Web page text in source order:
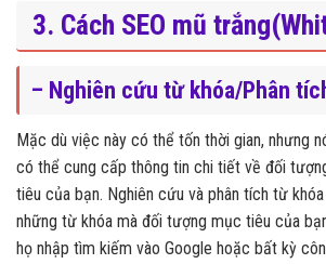
3. Cách SEO mũ
– Nghiên cứu từ khóa/Phân
Mặc dù việc này có thể tốn thời gian, nhưng
có thể cung cấp thông tin chi tiết về đối
tiêu của bạn. Nghiên cứu và phân tích từ
những từ khóa mà đối tượng mục tiêu của
họ nhập tìm kiếm vào Google hoặc bất kỳ